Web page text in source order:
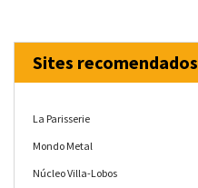
Sites recomendados
La Parisserie
Mondo Metal
Núcleo Villa-Lobos